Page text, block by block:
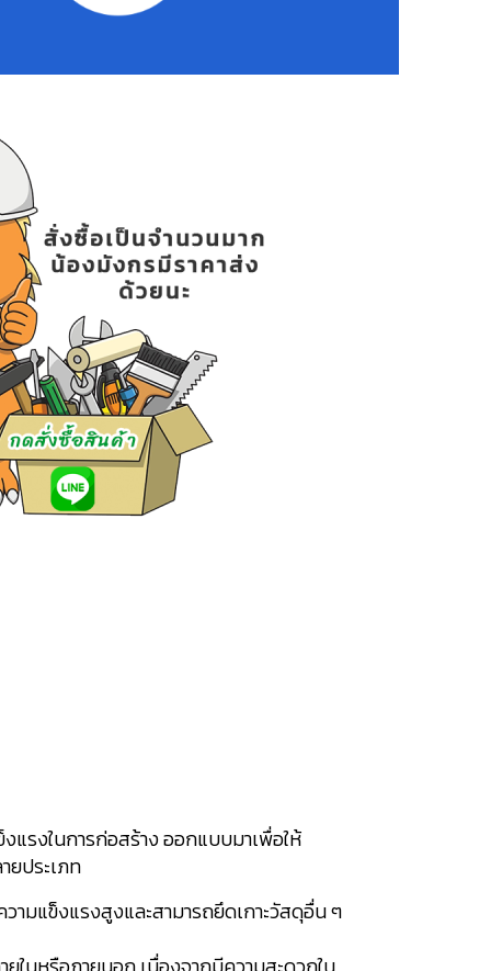
รงในการก่อสร้าง ออกแบบมาเพื่อให้
ยประเภท
ามแข็งแรงสูงและสามารถยึดเกาะวัสดุอื่น ๆ